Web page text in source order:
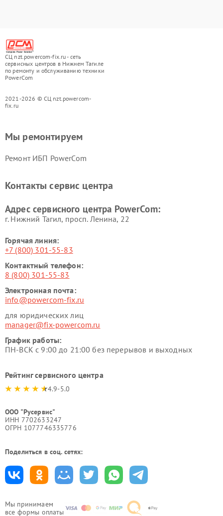
СЦ nzt.powercom-fix.ru - сеть
сервисных центров в Нижнем Тагиле
по ремонту и обслуживанию техники
PowerCom
2021-2026 © СЦ nzt.powercom-
fix.ru
Мы принимаем
все формы оплаты
Мы ремонтируем
Ремонт ИБП PowerCom
Контакты сервис центра
Адрес сервисного центра PowerCom:
г. Нижний Тагил, просп. Ленина, 22
Горячая линия:
+7 (800) 301-55-83
Контактный телефон:
8 (800) 301-55-83
Электронная почта:
info@powercom-fix.ru
для юридических лиц
manager@fix-powercom.ru
График работы:
ПН-ВСК с 9:00 до 21:00 без перерывов и выходных
Рейтинг сервисного центра
4.9-5.0
ООО "Русервис"
ИНН 7702633247
ОГРН 1077746335776
Поделиться в соц. сетях: